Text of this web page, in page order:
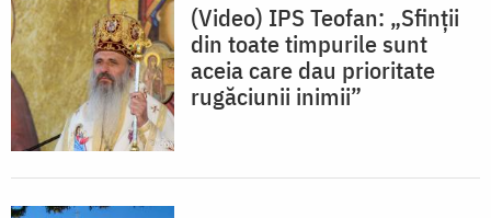
(Video) IPS Teofan: „Sfinții
din toate timpurile sunt
aceia care dau prioritate
rugăciunii inimii”